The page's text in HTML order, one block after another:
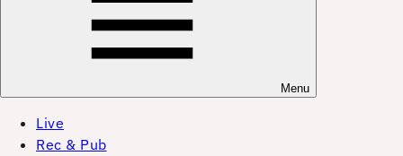
Menu
Live
Rec & Pub